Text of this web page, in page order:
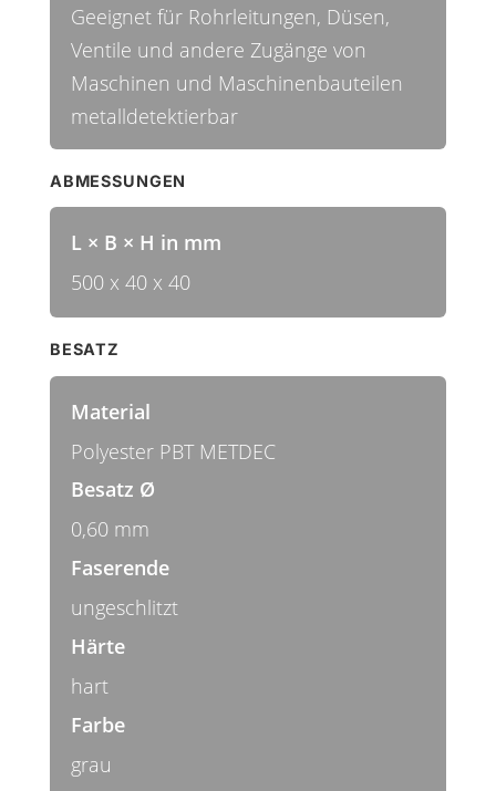
Geeignet für Rohrleitungen, Düsen,
Ventile und andere Zugänge von
Maschinen und Maschinenbauteilen
metalldetektierbar
ABMESSUNGEN
L × B × H in mm
500 x 40 x 40
BESATZ
Material
Polyester PBT METDEC
Besatz Ø
0,60 mm
Faserende
ungeschlitzt
Härte
hart
Farbe
grau